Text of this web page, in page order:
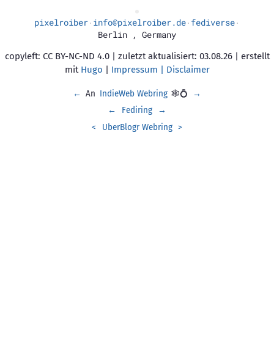
pixelroiber· info@pixelroiber.de· fediverse·
Berlin , Germany
copyleft: CC BY-NC-ND 4.0 | zuletzt aktualisiert: 03.08.26 | erstellt
mit Hugo | Impressum | Disclaimer
← An IndieWeb Webring 🕸💍
→
←
Fediring
→
<
UberBlogr Webring >